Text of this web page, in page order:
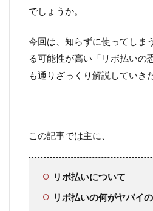
でしょうか。
今回は、知らずに使ってしま
る可能性が高い「リボ払いの
も通りざっくり解説していき
この記事では主に、
リボ払いについて
リボ払いの何がヤバイ